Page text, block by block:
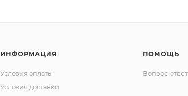
ИНФОРМАЦИЯ
Условия оплаты
Условия доставки
ПОМОЩЬ
Вопрос-ответ